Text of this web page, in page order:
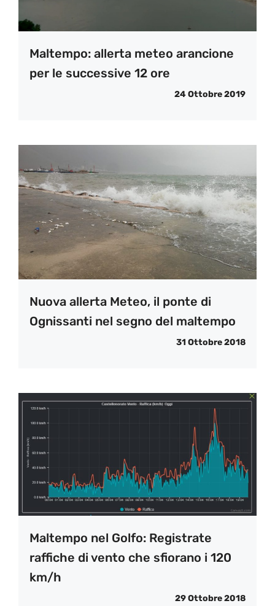
Maltempo: allerta meteo arancione
per le successive 12 ore
24 Ottobre 2019
Nuova allerta Meteo, il ponte di
Ognissanti nel segno del maltempo
31 Ottobre 2018
Maltempo nel Golfo: Registrate
raffiche di vento che sfiorano i 120
km/h
29 Ottobre 2018